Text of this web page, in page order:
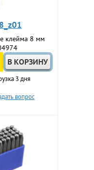
клейма 8 мм
3 дня
вопрос